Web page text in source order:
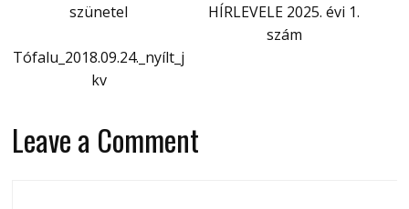
szünetel
HÍRLEVELE 2025. évi 1.
szám
Tófalu_2018.09.24._nyílt_j
kv
Leave a Comment